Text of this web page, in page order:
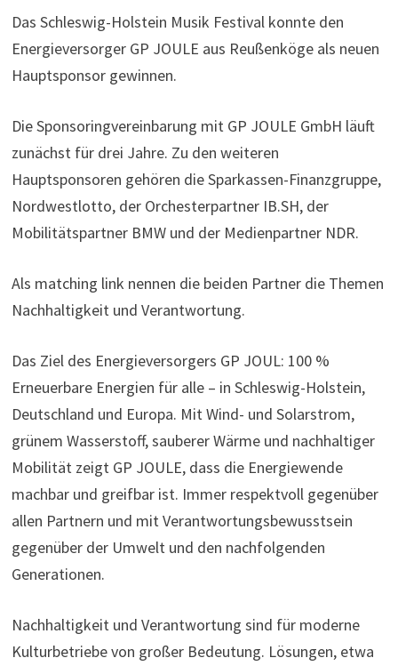
Das Schleswig-Holstein Musik Festival konnte den
Energieversorger GP JOULE aus Reußenköge als neuen
Hauptsponsor gewinnen.
Die Sponsoringvereinbarung mit GP JOULE GmbH läuft
zunächst für drei Jahre. Zu den weiteren
Hauptsponsoren gehören die Sparkassen-Finanzgruppe,
Nordwestlotto, der Orchesterpartner IB.SH, der
Mobilitätspartner BMW und der Medienpartner NDR.
Als matching link nennen die beiden Partner die Themen
Nachhaltigkeit und Verantwortung.
Das Ziel des Energieversorgers GP JOUL: 100 %
Erneuerbare Energien für alle – in Schleswig-Holstein,
Deutschland und Europa. Mit Wind- und Solarstrom,
grünem Wasserstoff, sauberer Wärme und nachhaltiger
Mobilität zeigt GP JOULE, dass die Energiewende
machbar und greifbar ist. Immer respektvoll gegenüber
allen Partnern und mit Verantwortungsbewusstsein
gegenüber der Umwelt und den nachfolgenden
Generationen.
Nachhaltigkeit und Verantwortung sind für moderne
Kulturbetriebe von großer Bedeutung. Lösungen, etwa